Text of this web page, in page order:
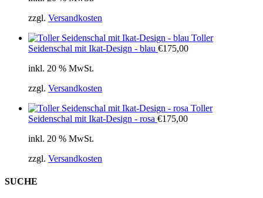
zzgl. Versandkosten
Toller
Seidenschal mit Ikat-Design - blau €175,00
inkl. 20 % MwSt.
zzgl. Versandkosten
Toller
Seidenschal mit Ikat-Design - rosa €175,00
inkl. 20 % MwSt.
zzgl. Versandkosten
SUCHE